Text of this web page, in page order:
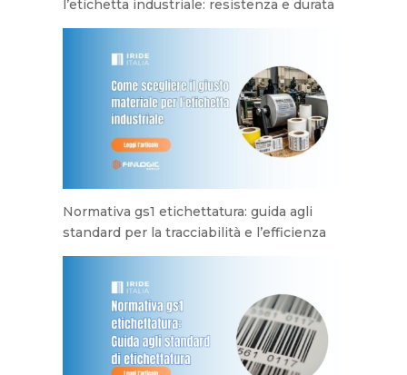
l’etichetta industriale: resistenza e durata
Normativa gs1 etichettatura: guida agli
standard per la tracciabilità e l’efficienza